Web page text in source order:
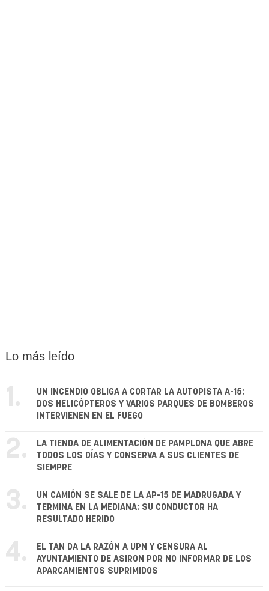
Lo más leído
1.
UN INCENDIO OBLIGA A CORTAR LA AUTOPISTA A-15:
DOS HELICÓPTEROS Y VARIOS PARQUES DE BOMBEROS
INTERVIENEN EN EL FUEGO
2.
LA TIENDA DE ALIMENTACIÓN DE PAMPLONA QUE ABRE
TODOS LOS DÍAS Y CONSERVA A SUS CLIENTES DE
SIEMPRE
3.
UN CAMIÓN SE SALE DE LA AP-15 DE MADRUGADA Y
TERMINA EN LA MEDIANA: SU CONDUCTOR HA
RESULTADO HERIDO
4.
EL TAN DA LA RAZÓN A UPN Y CENSURA AL
AYUNTAMIENTO DE ASIRON POR NO INFORMAR DE LOS
APARCAMIENTOS SUPRIMIDOS